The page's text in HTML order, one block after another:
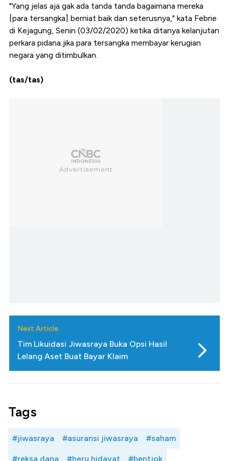
"Yang jelas aja gak ada tanda tanda bagaimana mereka
[para tersangka] berniat baik dan seterusnya," kata Febrie
di Kejagung, Senin (03/02/2020) ketika ditanya kelanjutan
perkara pidana jika para tersangka membayar kerugian
negara yang ditimbulkan.
(tas/tas)
Next Article
Tim Likuidasi Jiwasraya Buka Opsi Hasil
Lelang Aset Buat Bayar Klaim
Tags
#jiwasraya #asuransi jiwasraya #saham
#reksa dana #heru hidayat #bentjok